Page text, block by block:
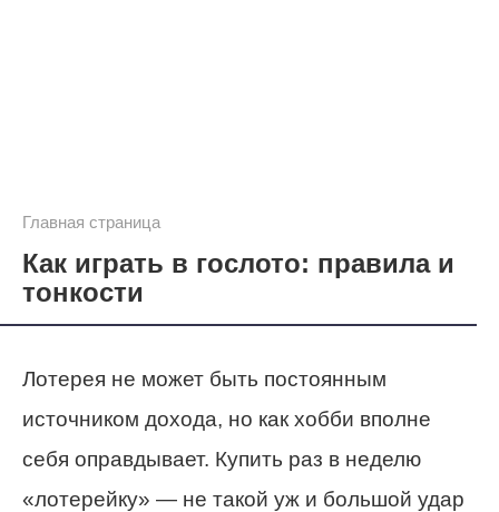
Главная страница
Как играть в гослото: правила и
тонкости
Лотерея не может быть постоянным
источником дохода, но как хобби вполне
себя оправдывает. Купить раз в неделю
«лотерейку» — не такой уж и большой удар